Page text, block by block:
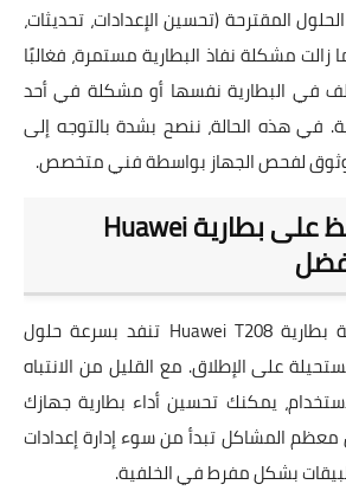
المقترحة (تحسين الإعدادات، تحديثات،
مشكلة نفاذ البطارية مستمرة، فغالبًا
في البطارية نفسها أو مشكلة في أحد
في هذه الحالة، ننصح بشدة بالتوجه إلى
لفحص الجهاز بواسطة فني متخصص.
الخلاصة: حافظ على بطارية Huawei
في الختام، إن مشكلة بطارية Huawei T208 تنفد بسرعة حلول
على الإطلاق. مع القليل من الانتباه
يمكنك تحسين أداء بطارية جهازك
المشاكل تبدأ من سوء إدارة إعدادات
بشكل مفرط في الخلفية.